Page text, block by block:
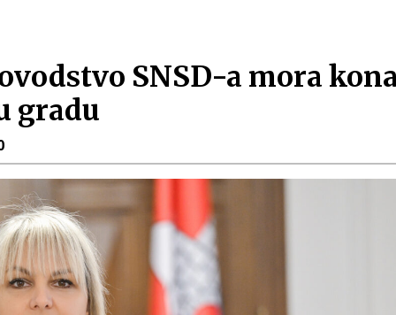
SNSD-a mora
gradu